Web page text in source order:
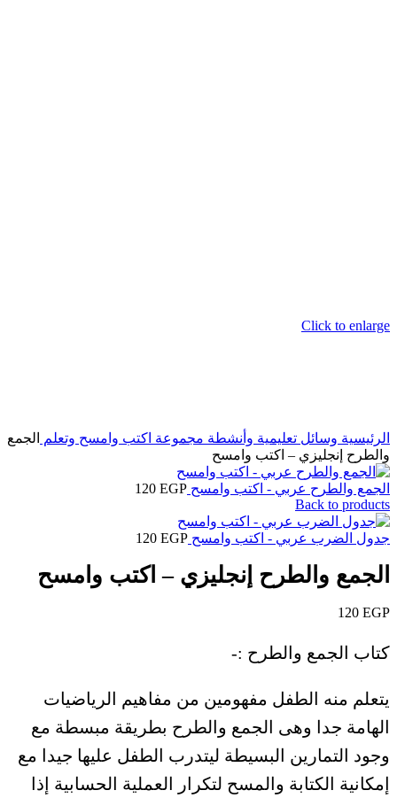
Click to enlarge
الرئيسية وسائل تعليمية وأنشطة مجموعة اكتب وامسح وتعلم
الجمع
والطرح إنجليزي – اكتب وامسح
الجمع والطرح عربي - اكتب وامسح 120 EGP
Back to products
جدول الضرب عربي - اكتب وامسح 120 EGP
الجمع والطرح إنجليزي – اكتب وامسح
120 EGP
كتاب الجمع والطرح :-
يتعلم منه الطفل مفهومين من مفاهيم الرياضيات
الهامة جدا وهى الجمع والطرح بطريقة مبسطة مع
وجود التمارين البسيطة ليتدرب الطفل عليها جيدا مع
إمكانية الكتابة والمسح لتكرار العملية الحسابية إذا